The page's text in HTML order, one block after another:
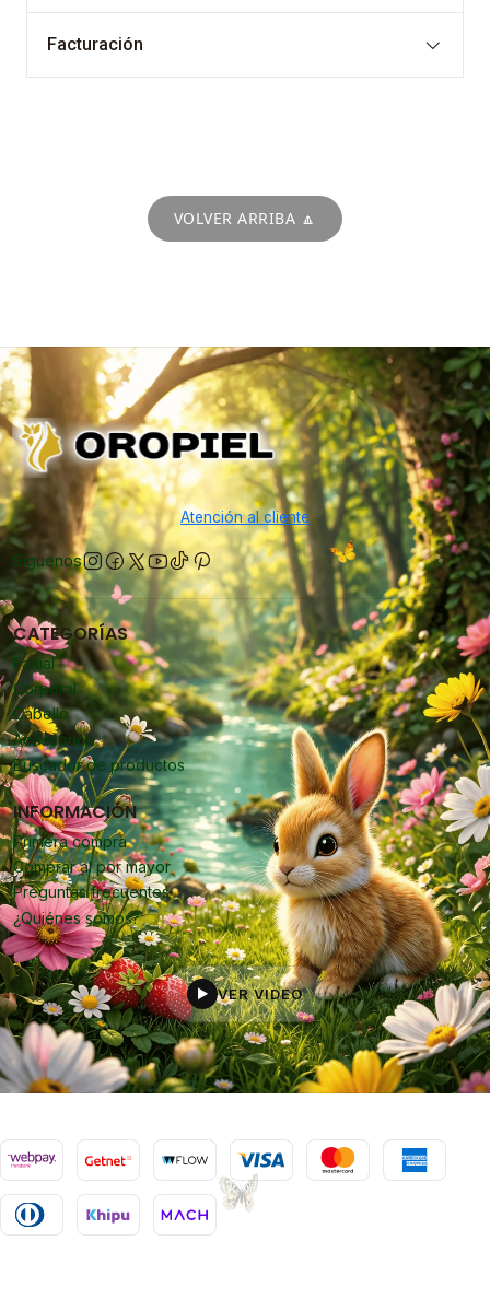
Facturación
VOLVER ARRIBA 🔼
Atención al cliente
Síguenos
CATEGORÍAS
Facial
Corporal
Cabello
Accesorios
Buscador de productos
INFORMACIÓN
Primera compra
Comprar al por mayor
Preguntas frecuentes
¿Quiénes somos?
▶ VER VIDEO